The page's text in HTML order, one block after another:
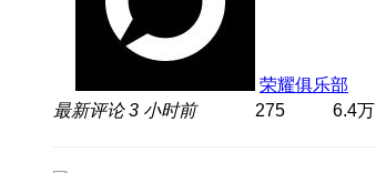
荣耀俱乐部
最新评论3 小时前 275 6.4万